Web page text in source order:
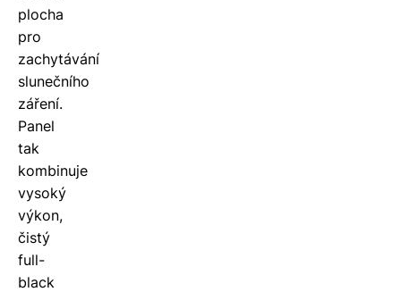
plocha
pro
zachytávání
slunečního
záření.
Panel
tak
kombinuje
vysoký
výkon,
čistý
full-
black